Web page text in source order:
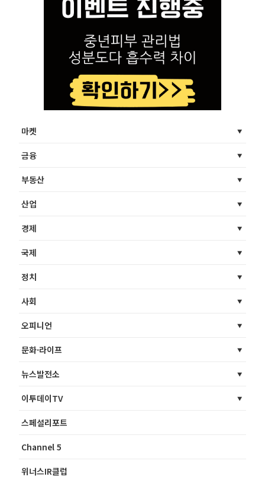
마켓
금융
부동산
산업
경제
국제
정치
사회
오피니언
문화·라이프
뉴스발전소
이투데이TV
스페셜리포트
Channel 5
위너스IR클럽